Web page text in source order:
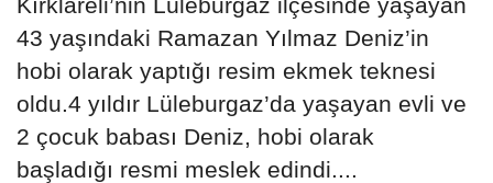
43 yaşındaki Ramazan Yılmaz Deniz’in
hobi olarak yaptığı resim ekmek teknesi
oldu.4 yıldır Lüleburgaz’da yaşayan evli ve
2 çocuk babası Deniz, hobi olarak
başladığı resmi meslek edindi....